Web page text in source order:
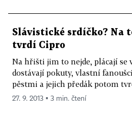
Slávistické srdíčko? Na
tvrdí Cipro
Na hřišti jim to nejde, plácají se
dostávají pokuty, vlastní
pěstmi a jejich předák potom
27. 9. 2013 ▪ 3 min. čtení